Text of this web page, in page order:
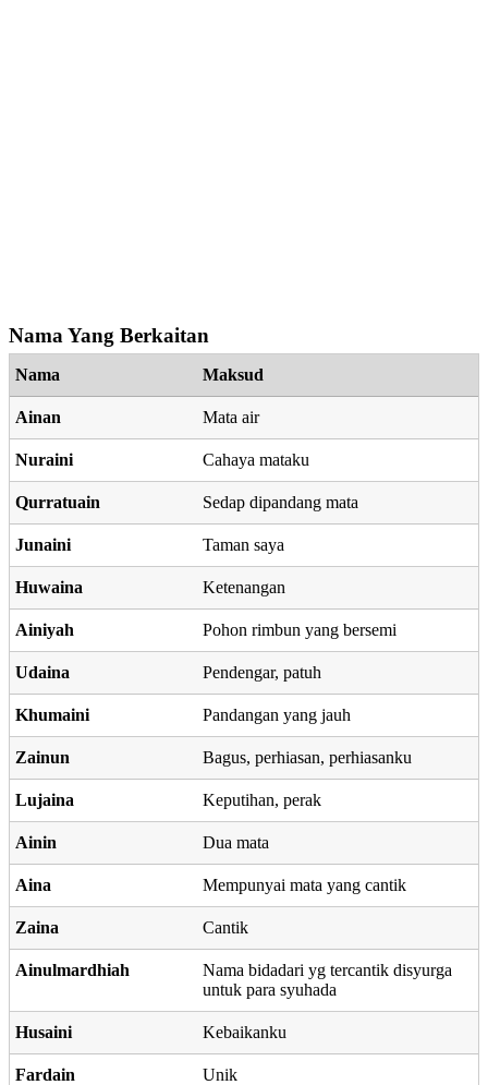
Nama Yang Berkaitan
Nama Maksud
Ainan Mata air
Nuraini Cahaya mataku
Qurratuain Sedap dipandang mata
Junaini Taman saya
Huwaina Ketenangan
Ainiyah Pohon rimbun yang bersemi
Udaina Pendengar, patuh
Khumaini Pandangan yang jauh
Zainun Bagus, perhiasan, perhiasanku
Lujaina Keputihan, perak
Ainin Dua mata
Aina Mempunyai mata yang cantik
Zaina Cantik
Ainulmardhiah
Nama bidadari yg tercantik disyurga
untuk para syuhada
Husaini Kebaikanku
Fardain Unik